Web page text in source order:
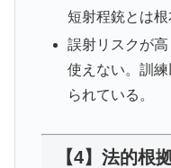
短射程銃とは根
誤射リスクが
使えない。訓
られている。
【4】法的根